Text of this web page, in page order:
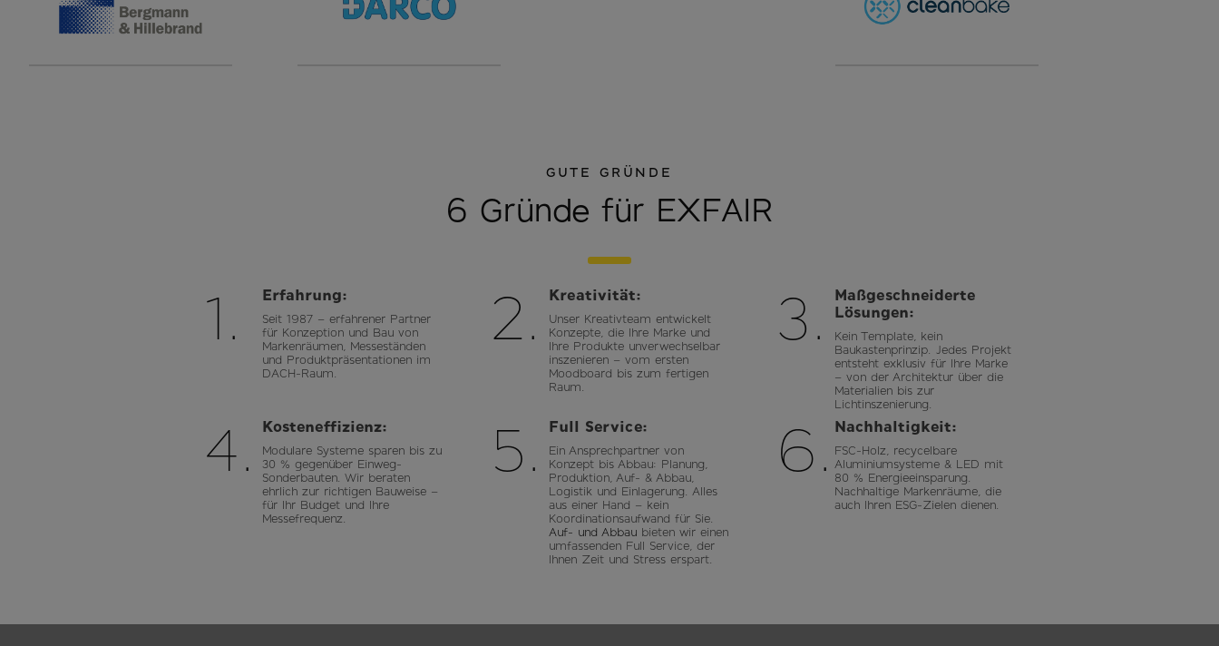
GUTE GRÜNDE
6 Gründe für EXFAIR
1. Erfahrung:
Seit 1987 – erfahrener Partner
für Konzeption und Bau von
Markenräumen, Messeständen
und Produktpräsentationen im
DACH-Raum.
2. Kreativität:
Unser Kreativteam entwickelt
Konzepte, die Ihre Marke und
Ihre Produkte unverwechselbar
inszenieren – vom ersten
Moodboard bis zum fertigen
Raum.
3.
Maßgeschneiderte
Lösungen:
Kein Template, kein
Baukastenprinzip. Jedes Projekt
entsteht exklusiv für Ihre Marke
– von der Architektur über die
Materialien bis zur
Lichtinszenierung.
4. Kosteneffizienz:
Modulare Systeme sparen bis zu
30 % gegenüber Einweg-
Sonderbauten. Wir beraten
ehrlich zur richtigen Bauweise –
für Ihr Budget und Ihre
Messefrequenz.
5. Full Service:
Ein Ansprechpartner von
Konzept bis Abbau: Planung,
Produktion, Auf- & Abbau,
Logistik und Einlagerung. Alles
aus einer Hand – kein
Koordinationsaufwand für Sie.
Auf- und Abbau bieten wir einen
umfassenden Full Service, der
Ihnen Zeit und Stress erspart.
6. Nachhaltigkeit:
FSC-Holz, recycelbare
Aluminiumsysteme & LED mit
80 % Energieeinsparung.
Nachhaltige Markenräume, die
auch Ihren ESG-Zielen dienen.